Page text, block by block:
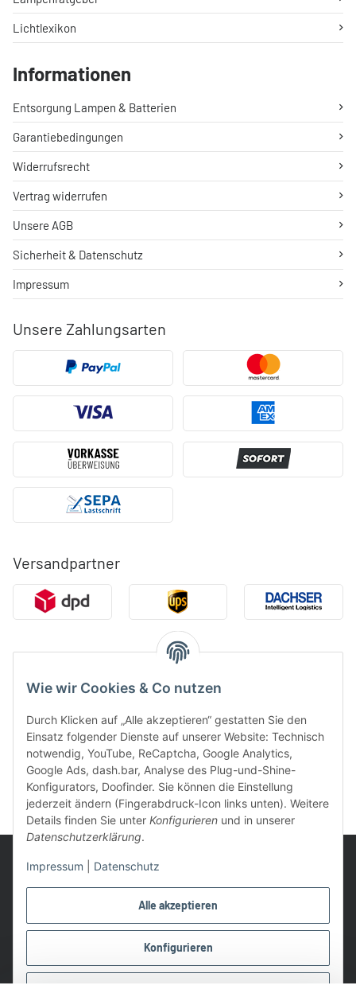
Alle akzeptieren
Konfigurieren
Wie wir Cookies & Co nutzen
Durch Klicken auf „Alle akzeptieren“ gestatten Sie den
Einsatz folgender Dienste auf unserer Website: Technisch
notwendig, YouTube, ReCaptcha, Google Analytics,
Google Ads, dash.bar, Analyse des Plug-und-Shine-
Konfigurators, Doofinder. Sie können die Einstellung
jederzeit ändern (Fingerabdruck-Icon links unten). Weitere
Details finden Sie unter Konfigurieren und in unserer
Datenschutzerklärung.
Impressum Datenschutz
Unsere Zahlungsarten
Versandpartner
Geprüfte Qualität & Sicherheit
Lichtlexikon
Informationen
Entsorgung Lampen & Batterien
Garantiebedingungen
Widerrufsrecht
Vertrag widerrufen
Unsere AGB
Sicherheit & Datenschutz
Impressum
UVP: Ist die unverbindliche Preisempfehlung des Herstellers für
das Produkt
* Gratis Versand ab 99 € innerhalb Deutschlands
Wir nutzen Trusted Shops als unabhängigen Dienstleister für die